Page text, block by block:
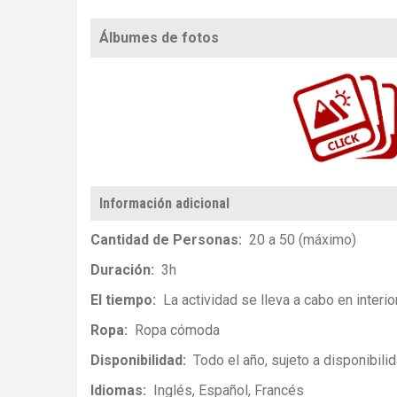
Álbumes de fotos
Información adicional
Cantidad de Personas
20 a 50 (máximo)
Duración
3h
El tiempo
La actividad se lleva a cabo en
Ropa
Ropa cómoda
Disponibilidad
Todo el año, sujeto a
Idiomas
Inglés Español Francés